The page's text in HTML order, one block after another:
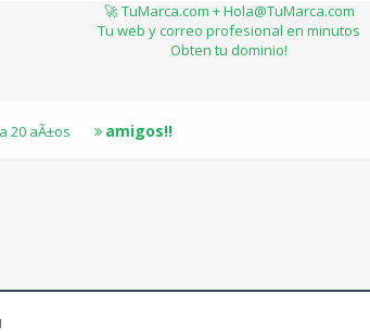
🚀 TuMarca.com + Hola@TuMarca.com
Tu web y correo profesional en minutos
Obten tu dominio!
20 aÃ±os amigos!!